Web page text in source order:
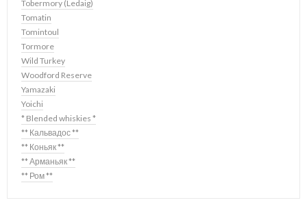
Tobermory (Ledaig)
Tomatin
Tomintoul
Tormore
Wild Turkey
Woodford Reserve
Yamazaki
Yoichi
* Blended whiskies *
** Кальвадос **
** Коньяк **
** Арманьяк **
** Ром **